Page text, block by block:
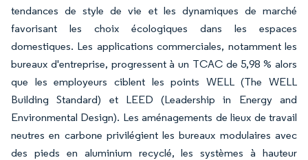
tendances de style de vie et les dynamiques de marché
favorisant les choix écologiques dans les espaces
domestiques. Les applications commerciales, notamment les
bureaux d'entreprise, progressent à un TCAC de 5,98 % alors
que les employeurs ciblent les points WELL (The WELL
Building Standard) et LEED (Leadership in Energy and
Environmental Design). Les aménagements de lieux de travail
neutres en carbone privilégient les bureaux modulaires avec
des pieds en aluminium recyclé, les systèmes à hauteur